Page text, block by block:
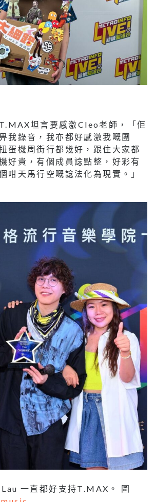
坦言要感激Cleo老師，「佢
我錄音，我亦都好感激我嘅團
蛋機周街行都幾好，跟住大家都
好貴，有個成員諗點整，好彩有
咁天馬行空嘅諗法化為現實。」
一直都好支持T.MAX。 圖